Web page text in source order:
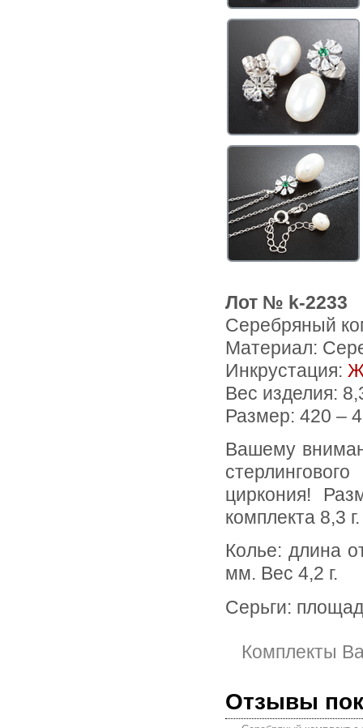
Лот № k-2233
Серебряный
Материал:
Инкрустация:
Вес изделия:
Размер: 420 –
Вашему вниманию предлагается комплект (колье + серьги) из
циркония!
комплекта 8,3 г.
Колье: длина от 420 мм до 460 мм, размеры подвески 28 х 10
мм. Вес 4,2 г.
Серьги:
Комплекты
Отзывы